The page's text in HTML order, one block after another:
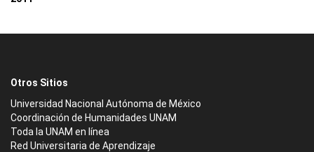
Otros Sitios
Universidad Nacional Autónoma de México
Coordinación de Humanidades UNAM
Toda la UNAM en línea
Red Universitaria de Aprendizaje